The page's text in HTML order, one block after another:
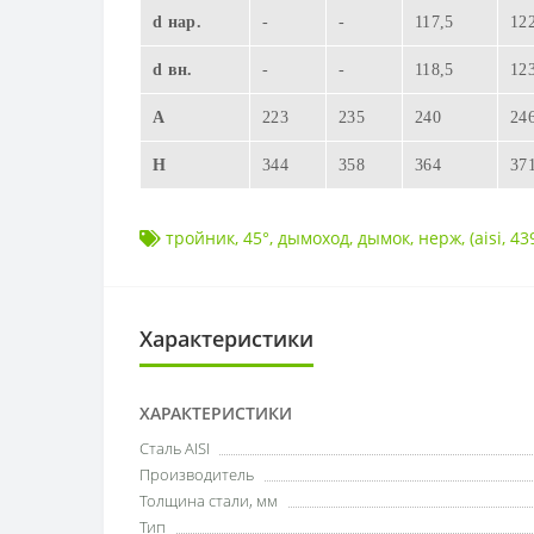
d нар. - - 117,5
d вн. - - 118,5
A 223 235 240
H 344 358 364
тройник, 45°, дымоход, дымок, нерж, (aisi,
Характеристики
ХАРАКТЕРИСТИКИ
Сталь AISI
Производитель
Толщина стали, мм
Тип